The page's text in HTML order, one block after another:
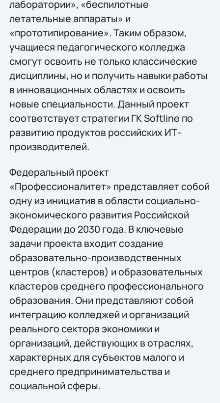
лаборатории», «беспилотные
летательные аппараты» и
«прототипирование». Таким образом,
учащиеся педагогического колледжа
смогут освоить не только классические
дисциплины, но и получить навыки работы
в инновационных областях и освоить
новые специальности. Данный проект
соответствует стратегии ГК Softline по
развитию продуктов российских ИТ-
производителей.
Федеральный проект
«Профессионалитет» представляет собой
одну из инициатив в области социально-
экономического развития Российской
Федерации до 2030 года. В ключевые
задачи проекта входит создание
образовательно-производственных
центров (кластеров) и образовательных
кластеров среднего профессионального
образования. Они представляют собой
интеграцию колледжей и организаций
реального сектора экономики и
организаций, действующих в отраслях,
характерных для субъектов малого и
среднего предпринимательства и
социальной сферы.